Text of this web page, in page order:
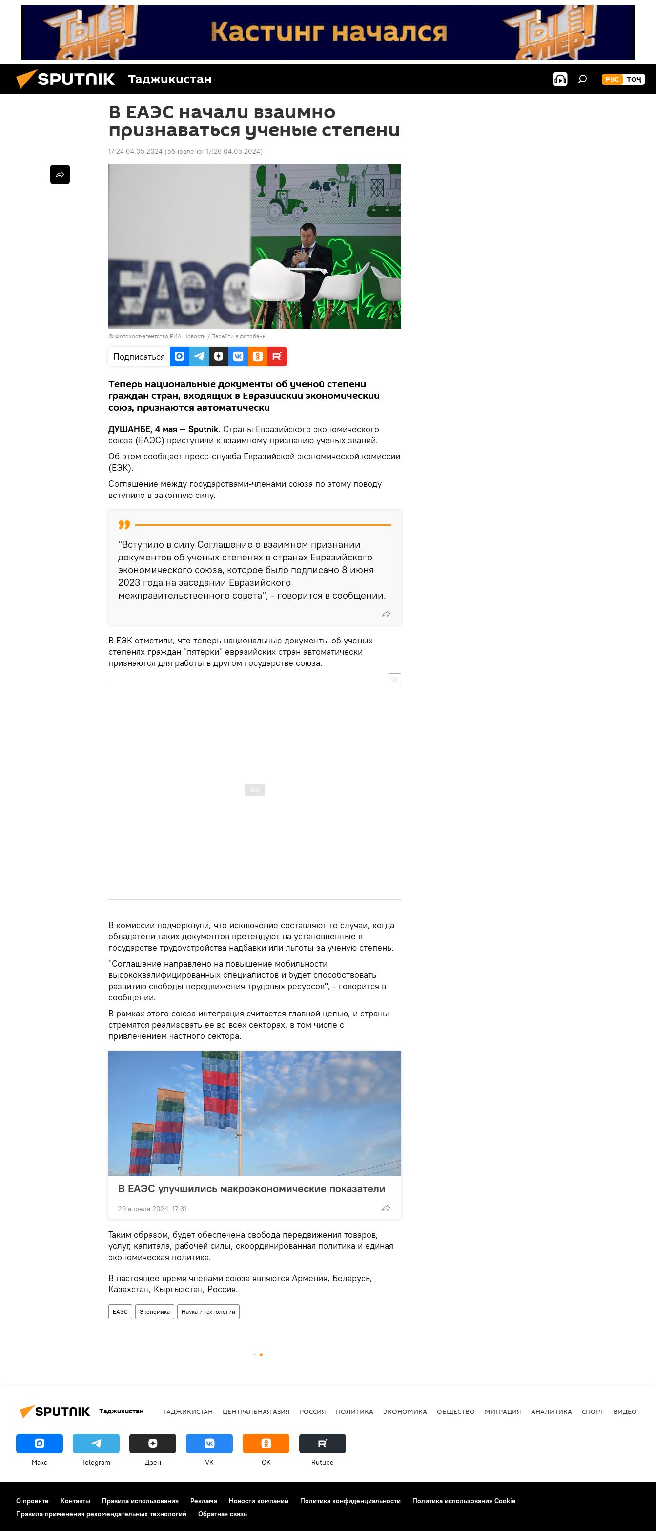
Таджикистан РУС ТОҶ
В ЕАЭС начали взаимно
признаваться ученые степени
17:24 04.05.2024 (обновлено: 17:26 04.05.2024)
© Фотохост-агентство РИА Новости / Перейти в фотобанк
Подписаться
Теперь национальные документы об ученой степени
граждан стран, входящих в Евразийский экономический
союз, признаются автоматически
ДУШАНБЕ, 4 мая — Sputnik. Страны Евразийского экономического
союза (ЕАЭС) приступили к взаимному признанию ученых званий.
Об этом сообщает пресс-служба Евразийской экономической комиссии
(ЕЭК).
Соглашение между государствами-членами союза по этому поводу
вступило в законную силу.
"Вступило в силу Соглашение о взаимном признании
документов об ученых степенях в странах Евразийского
экономического союза, которое было подписано 8 июня
2023 года на заседании Евразийского
межправительственного совета", - говорится в сообщении.
В ЕЭК отметили, что теперь национальные документы об ученых
степенях граждан "пятерки" евразийских стран автоматически
признаются для работы в другом государстве союза.
В комиссии подчеркнули, что исключение составляют те случаи, когда
обладатели таких документов претендуют на установленные в
государстве трудоустройства надбавки или льготы за ученую степень.
"Соглашение направлено на повышение мобильности
высококвалифицированных специалистов и будет способствовать
развитию свободы передвижения трудовых ресурсов", - говорится в
сообщении.
В рамках этого союза интеграция считается главной целью, и страны
стремятся реализовать ее во всех секторах, в том числе с
привлечением частного сектора.
В ЕАЭС улучшились макроэкономические показатели
29 апреля 2024, 17:31
Таким образом, будет обеспечена свобода передвижения товаров,
услуг, капитала, рабочей силы, скоординированная политика и единая
экономическая политика.
В настоящее время членами союза являются Армения, Беларусь,
Казахстан, Кыргызстан, Россия.
ЕАЭС Экономика Наука и технологии
Таджикистан ТАДЖИКИСТАН ЦЕНТРАЛЬНАЯ АЗИЯ РОССИЯ ПОЛИТИКА ЭКОНОМИКА ОБЩЕСТВО МИГРАЦИЯ АНАЛИТИКА СПОРТ ВИДЕО
Макс Telegram Дзен VK OK Rutube
О проекте Контакты Правила использования Реклама Новости компаний Политика конфиденциальности
Политика использования Cookie
Правила применения рекомендательных технологий
Обратная связь